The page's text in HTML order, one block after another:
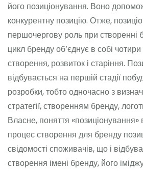
його позиціонування. Воно
конкурентну позицію. Отже,
першочергову роль при створенні
цикл бренду об’єднує в собі чотири
створення, розвиток і старіння.
відбувається на першій стадії
розробки, тобто одночасно з
стратегії, створенням бренду,
Власне, поняття «позиціонування»
процес створення для бренду
свідомості споживачів, що і
створення імені бренду, його